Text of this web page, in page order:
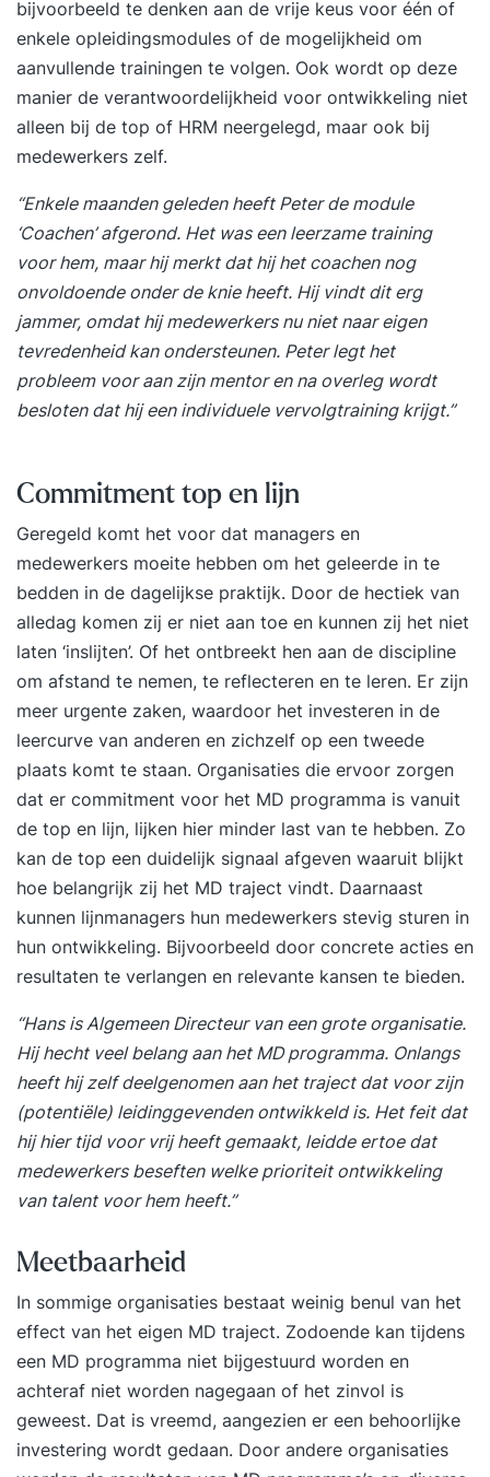
respectvolle manier, dagen je uit en helpen je om
het maximale uit jezelf te halen.
bijvoorbeeld te denken aan de vrije keus voor één of
enkele opleidingsmodules of de mogelijkheid om
aanvullende trainingen te volgen. Ook wordt op deze
manier de verantwoordelijkheid voor ontwikkeling niet
alleen bij de top of HRM neergelegd, maar ook bij
medewerkers zelf.
“Enkele maanden geleden heeft Peter de module
‘Coachen’ afgerond. Het was een leerzame training
voor hem, maar hij merkt dat hij het coachen nog
onvoldoende onder de knie heeft. Hij vindt dit erg
jammer, omdat hij medewerkers nu niet naar eigen
tevredenheid kan ondersteunen. Peter legt het
probleem voor aan zijn mentor en na overleg wordt
besloten dat hij een individuele vervolgtraining krijgt.”
Commitment top en lijn
Geregeld komt het voor dat managers en
medewerkers moeite hebben om het geleerde in te
bedden in de dagelijkse praktijk. Door de hectiek van
alledag komen zij er niet aan toe en kunnen zij het niet
laten ‘inslijten’. Of het ontbreekt hen aan de discipline
om afstand te nemen, te reflecteren en te leren. Er zijn
meer urgente zaken, waardoor het investeren in de
leercurve van anderen en zichzelf op een tweede
plaats komt te staan. Organisaties die ervoor zorgen
dat er commitment voor het MD programma is vanuit
de top en lijn, lijken hier minder last van te hebben. Zo
kan de top een duidelijk signaal afgeven waaruit blijkt
hoe belangrijk zij het MD traject vindt. Daarnaast
kunnen lijnmanagers hun medewerkers stevig sturen in
hun ontwikkeling. Bijvoorbeeld door concrete acties en
resultaten te verlangen en relevante kansen te bieden.
“Hans is Algemeen Directeur van een grote organisatie.
Hij hecht veel belang aan het MD programma. Onlangs
heeft hij zelf deelgenomen aan het traject dat voor zijn
(potentiële) leidinggevenden ontwikkeld is. Het feit dat
hij hier tijd voor vrij heeft gemaakt, leidde ertoe dat
medewerkers beseften welke prioriteit ontwikkeling
van talent voor hem heeft.”
Meetbaarheid
In sommige organisaties bestaat weinig benul van het
effect van het eigen MD traject. Zodoende kan tijdens
een MD programma niet bijgestuurd worden en
achteraf niet worden nagegaan of het zinvol is
geweest. Dat is vreemd, aangezien er een behoorlijke
investering wordt gedaan. Door andere organisaties